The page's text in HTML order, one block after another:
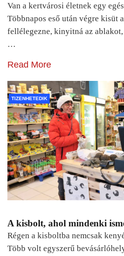
Van a kertvárosi életnek egy
Többnapos eső után végre kisüt
fellélegezne, kinyitná az ablakot,
…
Read More
TIZENHETEDIK
A kisbolt, ahol mindenki
Régen a kisboltba nemcsak
Több volt egyszerű